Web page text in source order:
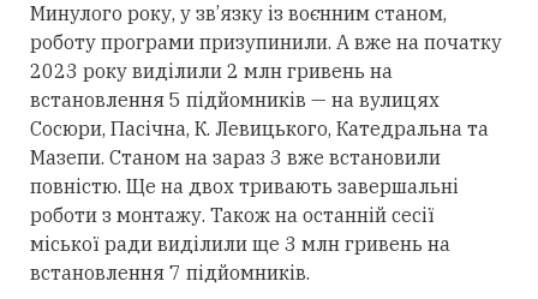
Минулого року, у зв’язку із воєнним станом,
роботу програми призупинили. А вже на початку
2023 року виділили 2 млн гривень на
встановлення 5 підйомників — на вулицях
Сосюри, Пасічна, К. Левицького, Катедральна та
Мазепи. Станом на зараз 3 вже встановили
повністю. Ще на двох тривають завершальні
роботи з монтажу. Також на останній сесії
міської ради виділили ще 3 млн гривень на
встановлення 7 підйомників.